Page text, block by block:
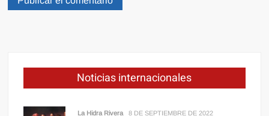
Noticias internacionales
La Hidra Rivera 8 DE SEPTIEMBRE DE 2022